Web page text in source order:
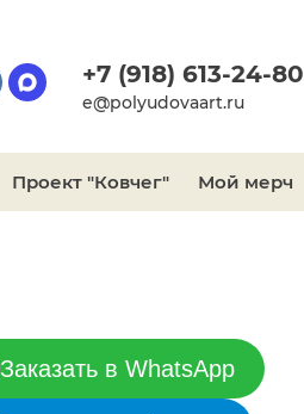
+7 (918) 613-24-80
e@polyudovaart.ru
Проект "Ковчег" Мой мерч
Заказать в WhatsApp